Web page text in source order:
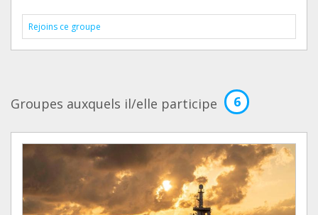
Rejoins ce groupe
Groupes auxquels il/elle participe 6